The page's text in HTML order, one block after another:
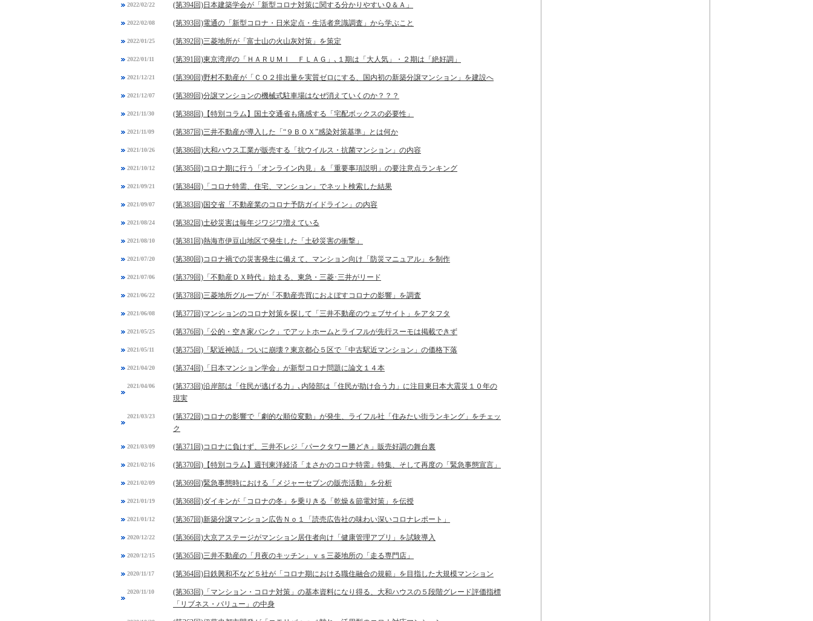
2022/02/22 (第394回)日本建築学会が「新型コロナ対策に関する分かりやすいＱ＆Ａ」
2022/02/08 (第393回)電通の「新型コロナ・日米定点・生活者意識調査」から学ぶこと
2022/01/25 (第392回)三菱地所が「富士山の火山灰対策」を策定
2022/01/11 (第391回)東京湾岸の「ＨＡＲＵＭＩ ＦＬＡＧ」､１期は「大人気」・２期は「絶好調」
2021/12/21 (第390回)野村不動産が「ＣＯ２排出量を実質ゼロにする、国内初の新築分譲マンション」を建設へ
2021/12/07 (第389回)分譲マンションの機械式駐車場はなぜ消えていくのか？？？
2021/11/30 (第388回)【特別コラム】国土交通省も痛感する「宅配ボックスの必要性」
2021/11/09 (第387回)三井不動産が導入した「“９ＢＯＸ”感染対策基準」とは何か
2021/10/26 (第386回)大和ハウス工業が販売する「抗ウイルス・抗菌マンション」の内容
2021/10/12 (第385回)コロナ期に行う「オンライン内見」＆「重要事項説明」の要注意点ランキング
2021/09/21 (第384回)「コロナ特需、住宅、マンション」でネット検索した結果
2021/09/07 (第383回)国交省「不動産業のコロナ予防ガイドライン」の内容
2021/08/24 (第382回)土砂災害は毎年ジワジワ増えている
2021/08/10 (第381回)熱海市伊豆山地区で発生した「土砂災害の衝撃」
2021/07/20 (第380回)コロナ禍での災害発生に備えて、マンション向け「防災マニュアル」を制作
2021/07/06 (第379回)「不動産ＤＸ時代」始まる、東急・三菱･三井がリード
2021/06/22 (第378回)三菱地所グループが「不動産売買におよぼすコロナの影響」を調査
2021/06/08 (第377回)マンションのコロナ対策を探して「三井不動産のウェブサイト」をアタフタ
2021/05/25 (第376回)「公的・空き家バンク」でアットホームとライフルが先行スーモは掲載できず
2021/05/11 (第375回)「駅近神話」ついに崩壊？東京都心５区で「中古駅近マンション」の価格下落
2021/04/20 (第374回)「日本マンション学会」が新型コロナ問題に論文１４本
2021/04/06
(第373回)沿岸部は「住民が逃げる力」､内陸部は「住民が助け合う力」に注目東日本大震災１０年の
現実
2021/03/23
(第372回)コロナの影響で「劇的な順位変動」が発生、ライフル社「住みたい街ランキング」をチェッ
ク
2021/03/09 (第371回)コロナに負けず、三井不レジ「パークタワー勝どき」販売好調の舞台裏
2021/02/16 (第370回)【特別コラム】週刊東洋経済「まさかのコロナ特需」特集、そして再度の「緊急事態宣言」
2021/02/09 (第369回)緊急事態時における「メジャーセブンの販売活動」を分析
2021/01/19 (第368回)ダイキンが「コロナの冬」を乗りきる「乾燥＆節電対策」を伝授
2021/01/12 (第367回)新築分譲マンション広告Ｎｏ１「読売広告社の味わい深いコロナレポート」
2020/12/22 (第366回)大京アステージがマンション居住者向け「健康管理アプリ」を試験導入
2020/12/15 (第365回)三井不動産の「月夜のキッチン」ｖｓ三菱地所の「走る専門店」
2020/11/17 (第364回)日鉄興和不など５社が「コロナ期における職住融合の規範」を目指した大規模マンション
2020/11/10
(第363回)「マンション・コロナ対策」の基本資料になり得る、大和ハウスの５段階グレード評価指標
「リブネス・バリュー」の中身